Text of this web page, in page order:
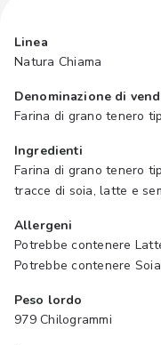
Linea
Natura Chiama
Denominazione di
Farina di grano tenero
Ingredienti
Farina di grano tenero
tracce di soia, latte e
Allergeni
Potrebbe contenere
Potrebbe contenere
Peso lordo
979 Chilogrammi